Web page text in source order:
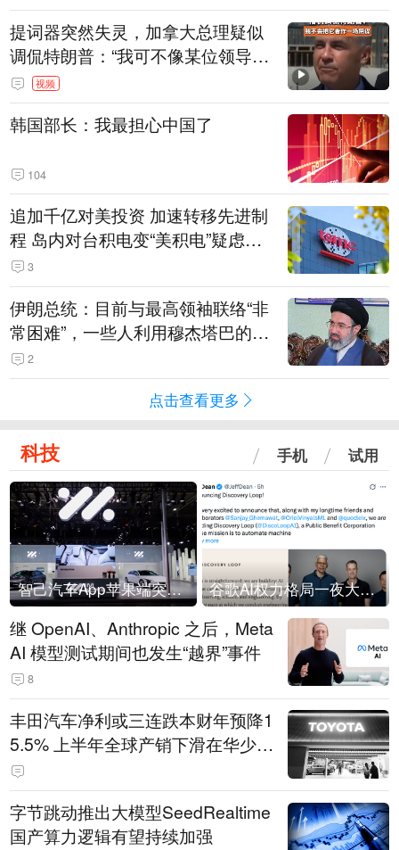
提词器突然失灵，加拿大总理疑似
调侃特朗普：“我可不像某位领导
人，把这当成一场阴谋”，全场哄笑
视频
韩国部长：我最担心中国了
104
追加千亿对美投资 加速转移先进制
程 岛内对台积电变“美积电”疑虑担
忧加剧
3
伊朗总统：目前与最高领袖联络“非
常困难”，一些人利用穆杰塔巴的正
常决策过程在伊朗内部制造分歧
2
点击查看更多
科技 手机 试用
智己汽车App苹果端突然“下架” 谷歌AI权力格局一夜大洗牌
继 OpenAI、Anthropic 之后，Meta
AI 模型测试期间也发生“越界”事件
8
丰田汽车净利或三连跌本财年预降1
5.5% 上半年全球产销下滑在华少卖
14.3万辆
字节跳动推出大模型SeedRealtime
国产算力逻辑有望持续加强